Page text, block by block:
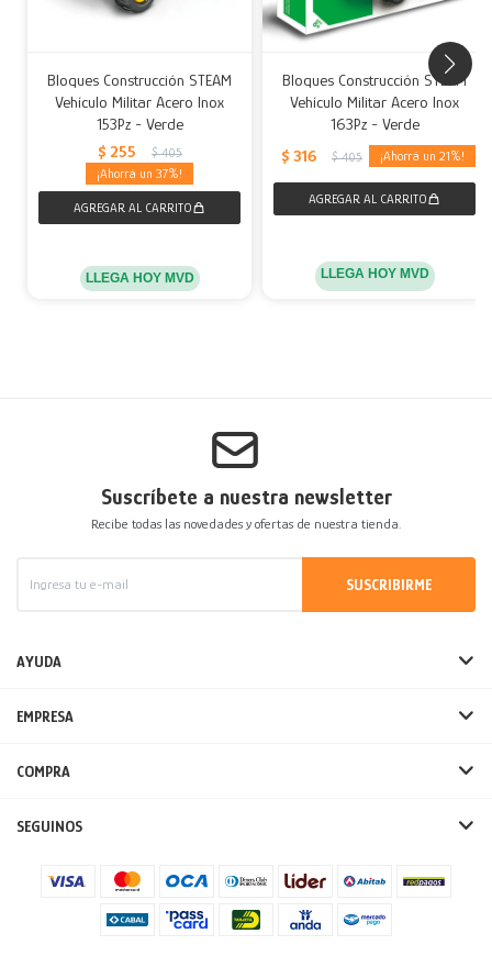
Bloques Construcción STEAM
Vehículo Militar Acero Inox
153Pz - Verde
$ 255 $ 405
37
LLEGA HOY MVD
Bloques Construcción STEAM
Vehículo Militar Acero Inox
163Pz - Verde
$ 316 $ 405 21
LLEGA HOY MVD
Suscríbete a nuestra newsletter
Recibe todas las novedades y ofertas de nuestra tienda.
SUSCRIBIRME
AYUDA
EMPRESA
COMPRA
SEGUINOS